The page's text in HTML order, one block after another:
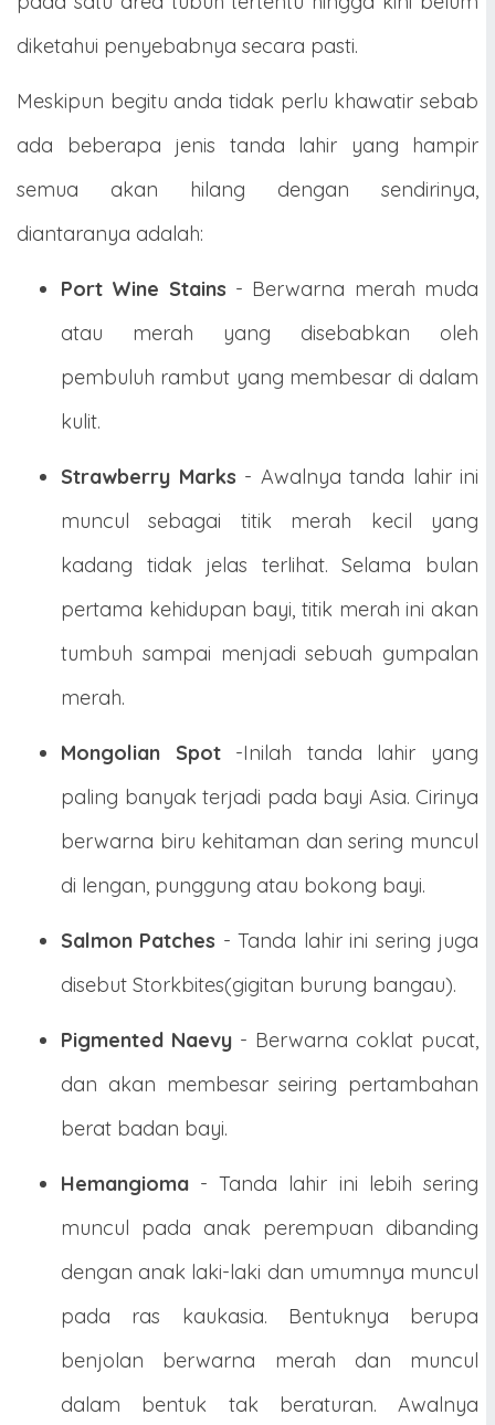
diketahui penyebabnya secara pasti.
Meskipun begitu anda tidak perlu khawatir sebab
ada beberapa jenis tanda lahir yang hampir
semua akan hilang dengan sendirinya,
diantaranya adalah:
Port Wine Stains - Berwarna merah muda
atau merah yang disebabkan oleh
pembuluh rambut yang membesar di dalam
kulit.
Strawberry Marks - Awalnya tanda lahir ini
muncul sebagai titik merah kecil yang
kadang tidak jelas terlihat. Selama bulan
pertama kehidupan bayi, titik merah ini akan
tumbuh sampai menjadi sebuah gumpalan
merah.
Mongolian Spot-Inilah tanda lahir yang
paling banyak terjadi pada bayi Asia. Cirinya
berwarna biru kehitaman dan sering muncul
di lengan, punggung atau bokong bayi.
Salmon Patches - Tanda lahir ini sering juga
disebut Storkbites(gigitan burung bangau).
Pigmented Naevy - Berwarna coklat pucat,
dan akan membesar seiring pertambahan
berat badan bayi.
Hemangioma - Tanda lahir ini lebih sering
muncul pada anak perempuan dibanding
dengan anak laki-laki dan umumnya muncul
pada ras kaukasia. Bentuknya berupa
benjolan berwarna merah dan muncul
dalam bentuk tak beraturan. Awalnya